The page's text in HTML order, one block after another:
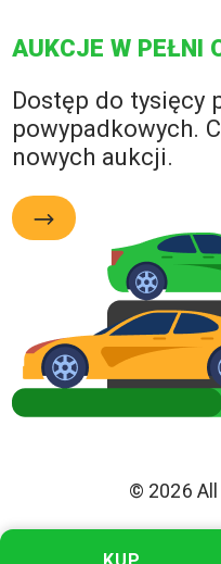
AUKCJE W PEŁNI
Dostęp do tysięcy
powypadkowych.
nowych aukcji.
© 2026